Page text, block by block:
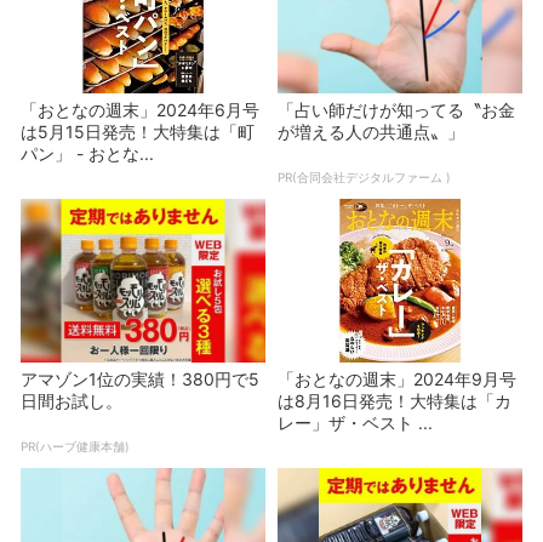
「おとなの週末」2024年6月号
は5月15日発売！大特集は「町
パン」 - おとな...
「占い師だけが知ってる〝お金
が増える人の共通点〟」
PR(合同会社デジタルファーム )
アマゾン1位の実績！380円で5
日間お試し。
PR(ハーブ健康本舗)
「おとなの週末」2024年9月号
は8月16日発売！大特集は「カ
レー」ザ・ベスト ...